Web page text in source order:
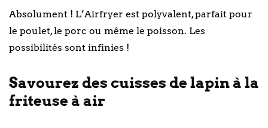
Absolument ! L’Airfryer est polyvalent, parfait pour
le poulet, le porc ou même le poisson. Les
possibilités sont infinies !
Savourez des cuisses de lapin à la
friteuse à air